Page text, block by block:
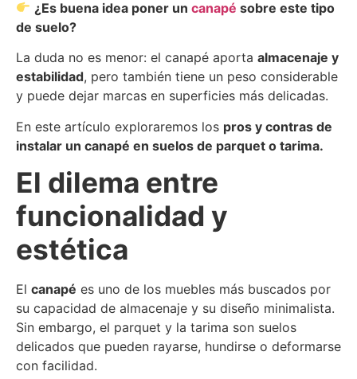
¿Es buena idea poner uncanapé sobre este tipo
de suelo?
La duda no es menor: el canapé aporta almacenaje y
estabilidad, pero también tiene un peso considerable
y puede dejar marcas en superficies más delicadas.
En este artículo exploraremos los pros y contras de
instalar un canapé en suelos de parquet o tarima.
El dilema entre
funcionalidad y
estética
El canapé es uno de los muebles más buscados por
su capacidad de almacenaje y su diseño minimalista.
Sin embargo, el parquet y la tarima son suelos
delicados que pueden rayarse, hundirse o deformarse
con facilidad.